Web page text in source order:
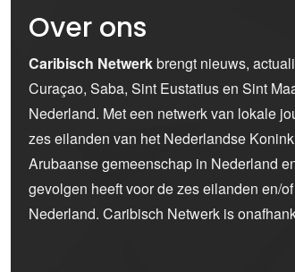
Over ons
Caribisch Netwerkbrengt nieuws,
Curaçao, Saba, Sint Eustatius en Sint
Nederland. Met een netwerk van lokale
zes eilanden van het Nederlandse
Arubaanse gemeenschap in Nederland
gevolgen heeft voor de zes eilanden en/
Nederland. Caribisch Netwerk is